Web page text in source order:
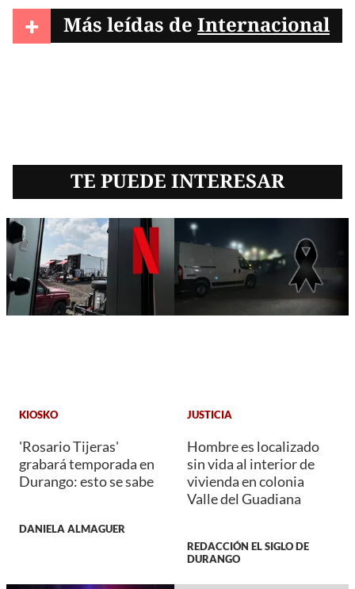
+ Más leídas de Internacional
TE PUEDE INTERESAR
KIOSKO
'Rosario Tijeras'
grabará temporada en
Durango: esto se sabe
DANIELA ALMAGUER
JUSTICIA
Hombre es localizado
sin vida al interior de
vivienda en colonia
Valle del Guadiana
REDACCIÓN EL SIGLO DE
DURANGO